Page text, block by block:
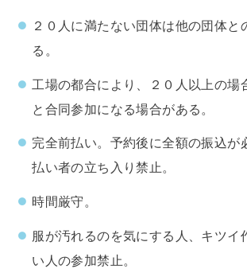
２０人に満たない団体は他の団体と
る。
工場の都合により、２０人以上の場
と合同参加になる場合がある。
完全前払い。予約後に全額の振込が
払い者の立ち入り禁止。
時間厳守。
服が汚れるのを気にする人、キツイ
い人の参加禁止。